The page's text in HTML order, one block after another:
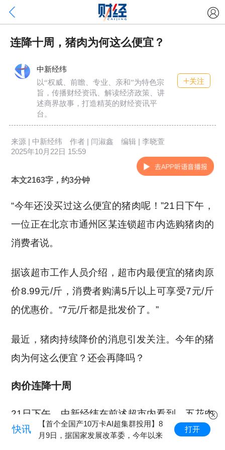
连降十周，猪肉为何这么便宜？
中新经纬
以“权威、前瞻、专业、亲和”为特色宗
旨，传播财经资讯、解读经济政策、讲
述商界故事，打造精英的财经资讯平
台。
关注
来源 | 中新经纬 作者 | 闫淑鑫 编辑 | 李晓萱
2025年10月22日 15:59
本文2163字，约3分钟
“今年还没买过这么便宜的猪肉呢！”21日下午，
一位正在北京市通州区某连锁超市内选购猪肉的
消费者说。
据该超市工作人员介绍，超市内最便宜的猪肉原
价8.99元/斤，消费者购满5斤以上可享受7元/斤
的优惠价。“7元/斤都是批发价了。”
最近，猪肉持续降价的消息引发关注。今年的猪
肉为何这么便宜？还会再降吗？
肉价连降十周
21日下午，中新经纬在前述超市内看到，五花肉
15.9元/斤，后腿肉13.9元/斤，梅花肉16.9元/
快讯
【首个全国产10万卡AI超集群投用】8
月9日，据国家发展改革委，今年以来
打开